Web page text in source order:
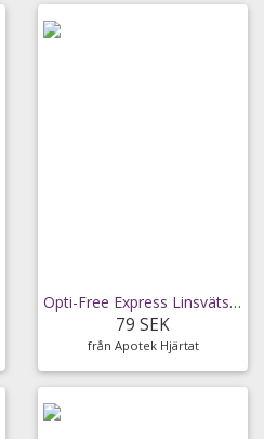
Opti-Free Express Linsvätska 355ml
79 SEK
från Apotek Hjärtat